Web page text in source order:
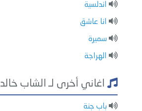
اندلسية
انا عاشق
سميرة
الهراجة
اغاني أخرى لـ الشاب خالد
باب جنة